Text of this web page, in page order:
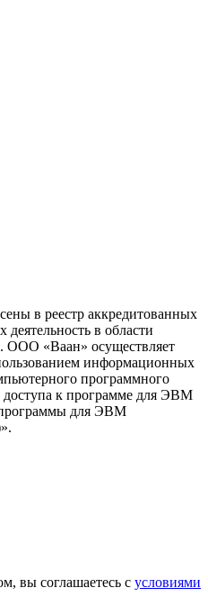
в реестр аккредитованных
в области
ООО «Ваан» осуществляет
информационных
программного
доступа к программе для ЭВМ
программы для ЭВМ
вы соглашаетесь с условиями